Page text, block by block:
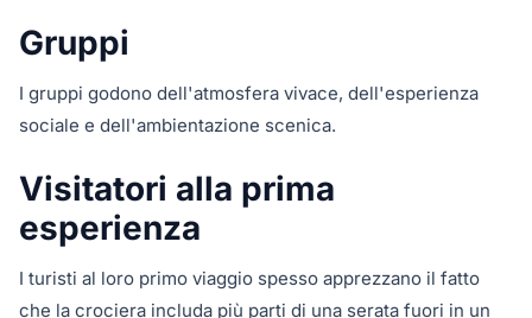
Gruppi
I gruppi godono dell'atmosfera vivace, dell'esperienza
sociale e dell'ambientazione scenica.
Visitatori alla prima
esperienza
I turisti al loro primo viaggio spesso apprezzano il fatto
che la crociera includa più parti di una serata fuori in un